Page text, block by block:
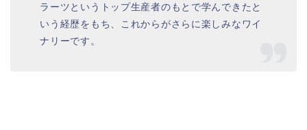
ラーツというトップ生産者のもとで学んできたと
いう経歴をもち、これからがさらに楽しみなワイ
ナリーです。